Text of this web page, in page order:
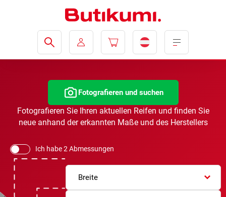
Fotografieren und suchen
Fotografieren Sie Ihren aktuellen Reifen und finden Sie
neue anhand der erkannten Maße und des Herstellers
Ich habe 2 Abmessungen
Breite